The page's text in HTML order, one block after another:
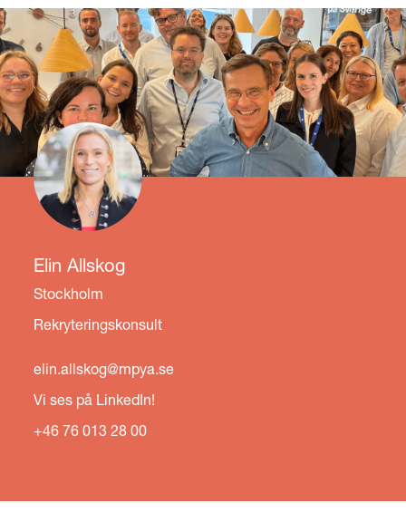
Elin Allskog
Stockholm
Rekryteringskonsult
elin.allskog@mpya.se
Vi ses på LinkedIn!
+46 76 013 28 00